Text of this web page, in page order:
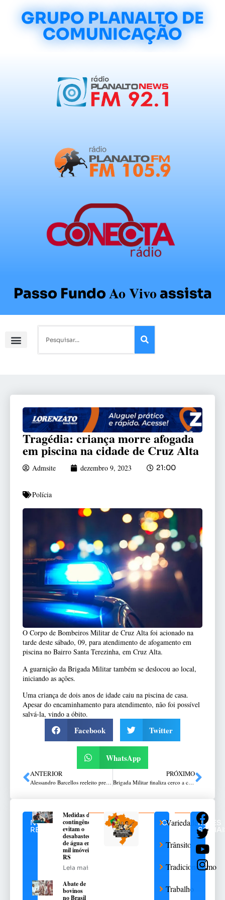
GRUPO PLANALTO DE
COMUNICAÇÃO
Passo FundoAo Vivoassista
Tragédia: criança morre afogada
em piscina na cidade de Cruz Alta
Admsite dezembro 9, 2023 21:00
Polícia
O Corpo de Bombeiros Militar de Cruz Alta foi acionado na
tarde deste sábado, 09, para atendimento de afogamento em
piscina no Bairro Santa Terezinha, em Cruz Alta.
A guarnição da Brigada Militar também se deslocou ao local,
iniciando as ações.
Uma criança de dois anos de idade caiu na piscina de casa.
Apesar do encaminhamento para atendimento, não foi possível
salvá-la, vindo a óbito.
Facebook Twitter
WhatsApp
ANTERIOR
Alessandro Barcellos reeleito presidente do Internacional
PRÓXIMO
Brigada Militar finaliza cerco a criminosos que fizeram disparos contra policiais em Lagoa Vermelha
NOTÍCIAS
RELACIONADAS
Medidas de
contingência
evitam o
desabastecimento
de água em 376
mil imóveis no
RS
Leia mais
Abate de
bovinos
no Brasil
CATEGORIAS
Variedades
Trânsito
Tradicionalismo
Trabalho
REDES